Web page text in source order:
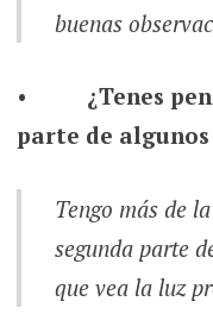
buenas
•
¿Tenes
parte de
Tengo más de
segunda parte
que vea la luz